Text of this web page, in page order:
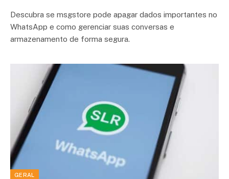
Descubra se msgstore pode apagar dados importantes no
WhatsApp e como gerenciar suas conversas e
armazenamento de forma segura.
GERAL